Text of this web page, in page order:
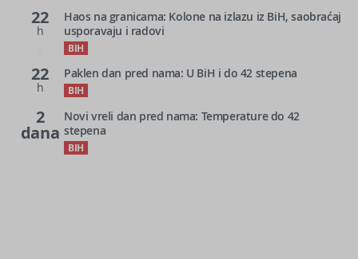
22
h
Haos na granicama: Kolone na izlazu iz BiH, saobraćaj
usporavaju i radovi
BIH
22
h
Paklen dan pred nama: U BiH i do 42 stepena
BIH
2
dana
Novi vreli dan pred nama: Temperature do 42
stepena
BIH